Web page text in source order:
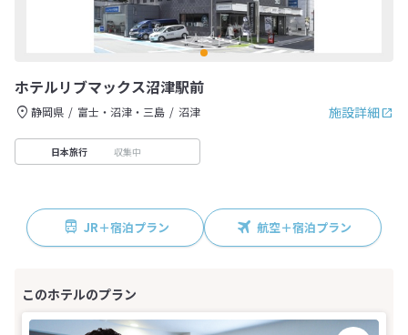
ホテルリブマックス沼津駅前
施設詳細
静岡県 富士・沼津・三島 沼津
日本旅行 収集中
JR＋宿泊プラン 航空＋宿泊プラン